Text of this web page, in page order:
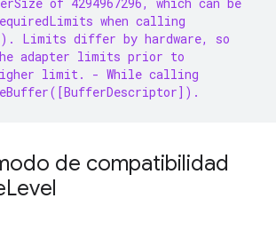
when calling
Limits differ by hardware, so
adapter limits prior to
limit.
- While calling
de compatibilidad
Level